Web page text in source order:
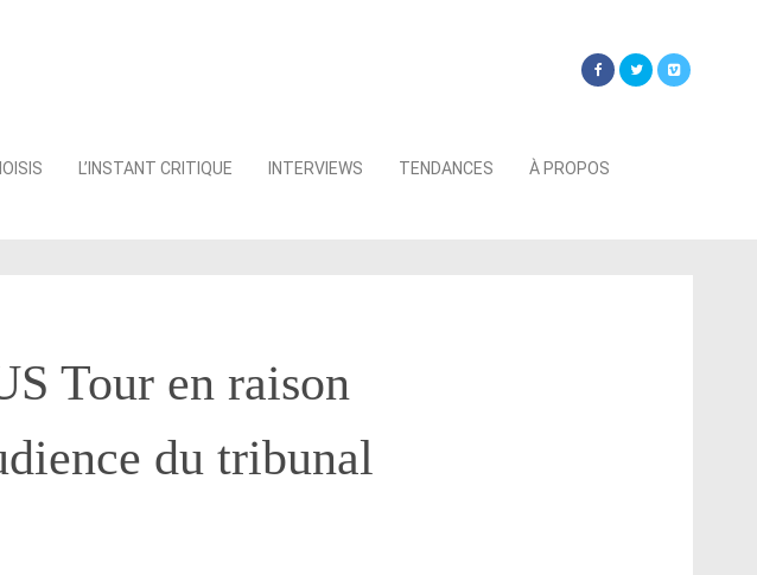
L’INSTANT CRITIQUE INTERVIEWS TENDANCES À PROPOS
Tour en raison
du tribunal